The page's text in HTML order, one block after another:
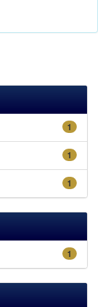
1
1
1
1